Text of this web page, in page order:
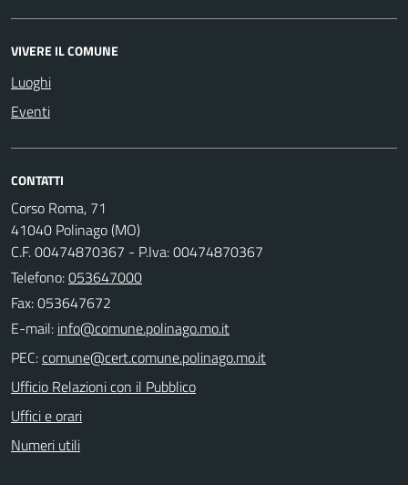
VIVERE IL COMUNE
Luoghi
Eventi
CONTATTI
Corso Roma, 71
41040 Polinago (MO)
C.F. 00474870367 - P.Iva: 00474870367
Telefono:053647000
Fax: 053647672
E-mail:
PEC:
Ufficio Relazioni con il Pubblico
Uffici e orari
Numeri utili